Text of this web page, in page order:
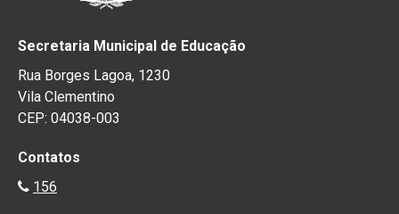
Secretaria Municipal de Educação
Rua Borges Lagoa, 1230
Vila Clementino
CEP: 04038-003
Contatos
156